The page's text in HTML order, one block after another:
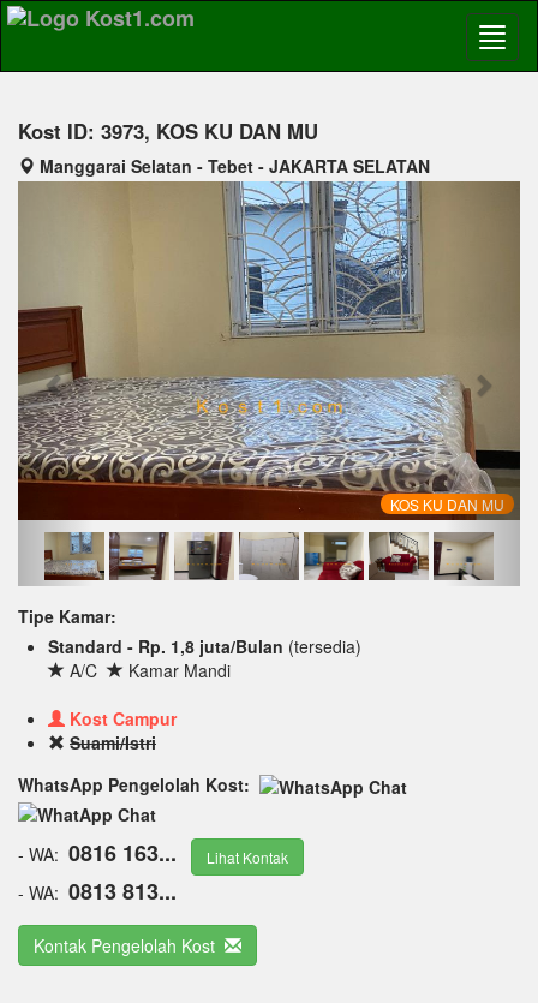
Kost ID: 3973, KOS KU DAN MU
Manggarai Selatan - Tebet - JAKARTA SELATAN
KOS KU DAN MU
Tipe Kamar:
Standard - Rp. 1,8 juta/Bulan (tersedia)
A/C
Kamar Mandi
Kost Campur
Suami/Istri
WhatsApp Pengelolah Kost:
- WA: 0816 163... Lihat Kontak
- WA: 0813 813...
Kontak Pengelolah Kost